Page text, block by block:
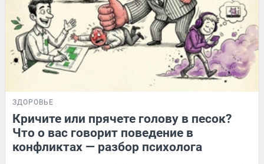
ЗДОРОВЬЕ
Кричите или прячете голову в песок?
Что о вас говорит поведение в
конфликтах — разбор психолога